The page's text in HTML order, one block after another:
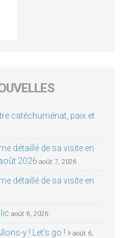
catéchuménat, paix et
détaillé de sa visite en
2026 août 7, 2026
détaillé de sa visite en
août 6, 2026
y ! Let’s go ! » août 6,